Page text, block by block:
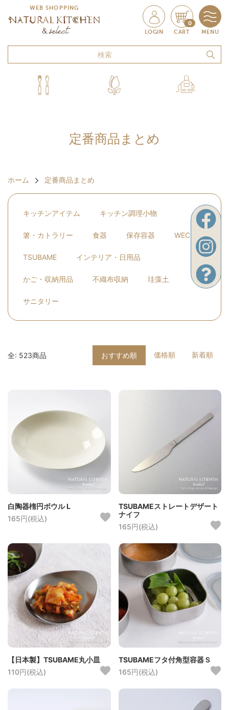
WEB SHOPPING
LOGIN
0
CART MENU
定番商品まとめ
ホーム 定番商品まとめ
キッチンアイテム キッチン調理小物
箸・カトラリー 食器 保存容器 WECK
TSUBAME インテリア・日用品
かご・収納用品 不織布収納 珪藻土
サニタリー
全: 523商品 おすすめ順 価格順 新着順
白陶器楕円ボウル L
165円(税込)
TSUBAMEストレートデザート
ナイフ
165円(税込)
【日本製】TSUBAME丸小皿
110円(税込)
TSUBAMEフタ付角型容器Ｓ
165円(税込)